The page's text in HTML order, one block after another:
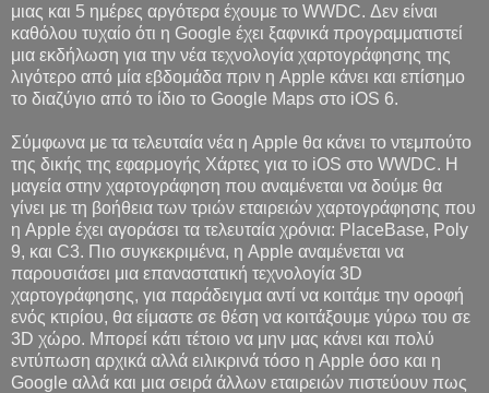
μιας και 5 ημέρες αργότερα έχουμε το WWDC. Δεν είναι
καθόλου τυχαίο ότι η Google έχει ξαφνικά προγραμματιστεί
μια εκδήλωση για την νέα τεχνολογία χαρτογράφησης της
λιγότερο από μία εβδομάδα πριν η Apple κάνει και επίσημο
το διαζύγιο από το ίδιο το Google Maps στο iOS 6.
Σύμφωνα με τα τελευταία νέα η Apple θα κάνει το ντεμπούτο
της δικής της εφαρμογής Χάρτες για το iOS στο WWDC. Η
μαγεία στην χαρτογράφηση που αναμένεται να δούμε θα
γίνει με τη βοήθεια των τριών εταιρειών χαρτογράφησης που
η Apple έχει αγοράσει τα τελευταία χρόνια: PlaceBase, Poly
9, και C3. Πιο συγκεκριμένα, η Apple αναμένεται να
παρουσιάσει μια επαναστατική τεχνολογία 3D
χαρτογράφησης, για παράδειγμα αντί να κοιτάμε την οροφή
ενός κτιρίου, θα είμαστε σε θέση να κοιτάξουμε γύρω του σε
3D χώρο. Μπορεί κάτι τέτοιο να μην μας κάνει και πολύ
εντύπωση αρχικά αλλά ειλικρινά τόσο η Apple όσο και η
Google αλλά και μια σειρά άλλων εταιρειών πιστεύουν πως